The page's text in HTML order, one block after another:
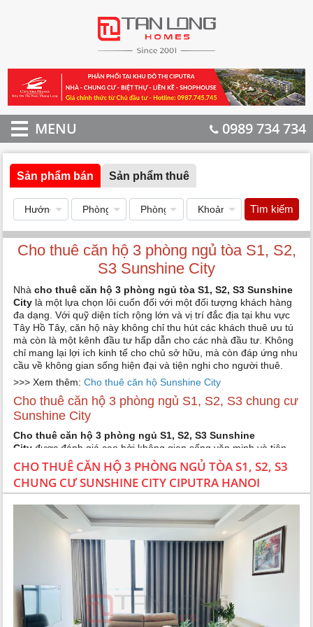
MENU 0989 734 734
Sản phẩm bán Sản phẩm thuê
Tìm kiếm
Cho thuê căn hộ 3 phòng ngủ tòa S1, S2,
S3 Sunshine City
Nhà cho thuê căn hộ 3 phòng ngủ tòa S1, S2, S3 Sunshine
City là một lựa chọn lôi cuốn đối với một đối tượng khách hàng
đa dạng. Với quỹ diện tích rộng lớn và vị trí đắc địa tại khu vực
Tây Hồ Tây, căn hộ này không chỉ thu hút các khách thuê ưu tú
mà còn là một kênh đầu tư hấp dẫn cho các nhà đầu tư. Không
chỉ mang lại lợi ích kinh tế cho chủ sở hữu, mà còn đáp ứng nhu
cầu về không gian sống hiện đại và tiện nghi cho người thuê.
>>> Xem thêm:Cho thuê căn hộ Sunshine City
Cho thuê căn hộ 3 phòng ngủ S1, S2, S3 chung cư
Sunshine City
Cho thuê căn hộ 3 phòng ngủ S1, S2, S3 Sunshine
City được đánh giá cao bởi không gian sống văn minh và tiện
nghi mà nó mang lại. Nằm trong lòng đô thị Ciputra, Nam Thăng
Long, quận Bắc Từ Liêm, Hà Nội, dự án này do Tập đoàn
Sunshine Group làm chủ đầu tư, với phong cách kiến trúc cổ
CHO THUÊ CĂN HỘ 3 PHÒNG NGỦ TÒA S1, S2, S3
CHUNG CƯ SUNSHINE CITY CIPUTRA HANOI